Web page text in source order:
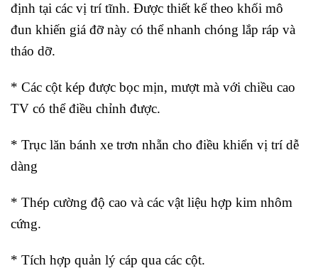
định tại các vị trí tĩnh. Được thiết kế theo khối mô
đun khiến giá đỡ này có thể nhanh chóng lắp ráp và
tháo dỡ.
* Các cột kép được bọc mịn, mượt mà với chiều cao
TV có thể điều chỉnh được.
* Trục lăn bánh xe trơn nhẵn cho điều khiển vị trí dễ
dàng
* Thép cường độ cao và các vật liệu hợp kim nhôm
cứng.
* Tích hợp quản lý cáp qua các cột.